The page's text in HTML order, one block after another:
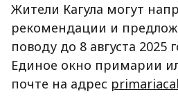
Жители Кагула могут
рекомендации и
поводу до 8 августа 2025
Единое окно примарии
почте на адрес